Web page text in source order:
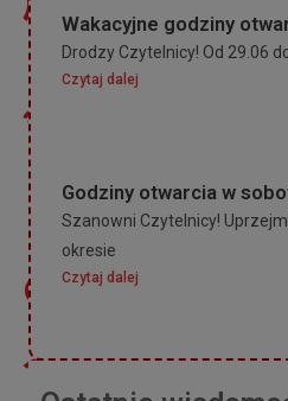
Wakacyjne godziny
Drodzy Czytelnicy! Od 29.06
Czytaj dalej
Godziny otwarcia w
Szanowni Czytelnicy!
okresie
Czytaj dalej